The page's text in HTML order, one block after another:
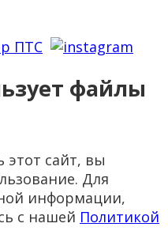
файлы
этот сайт, вы
Для
информации,
с нашей Политикой